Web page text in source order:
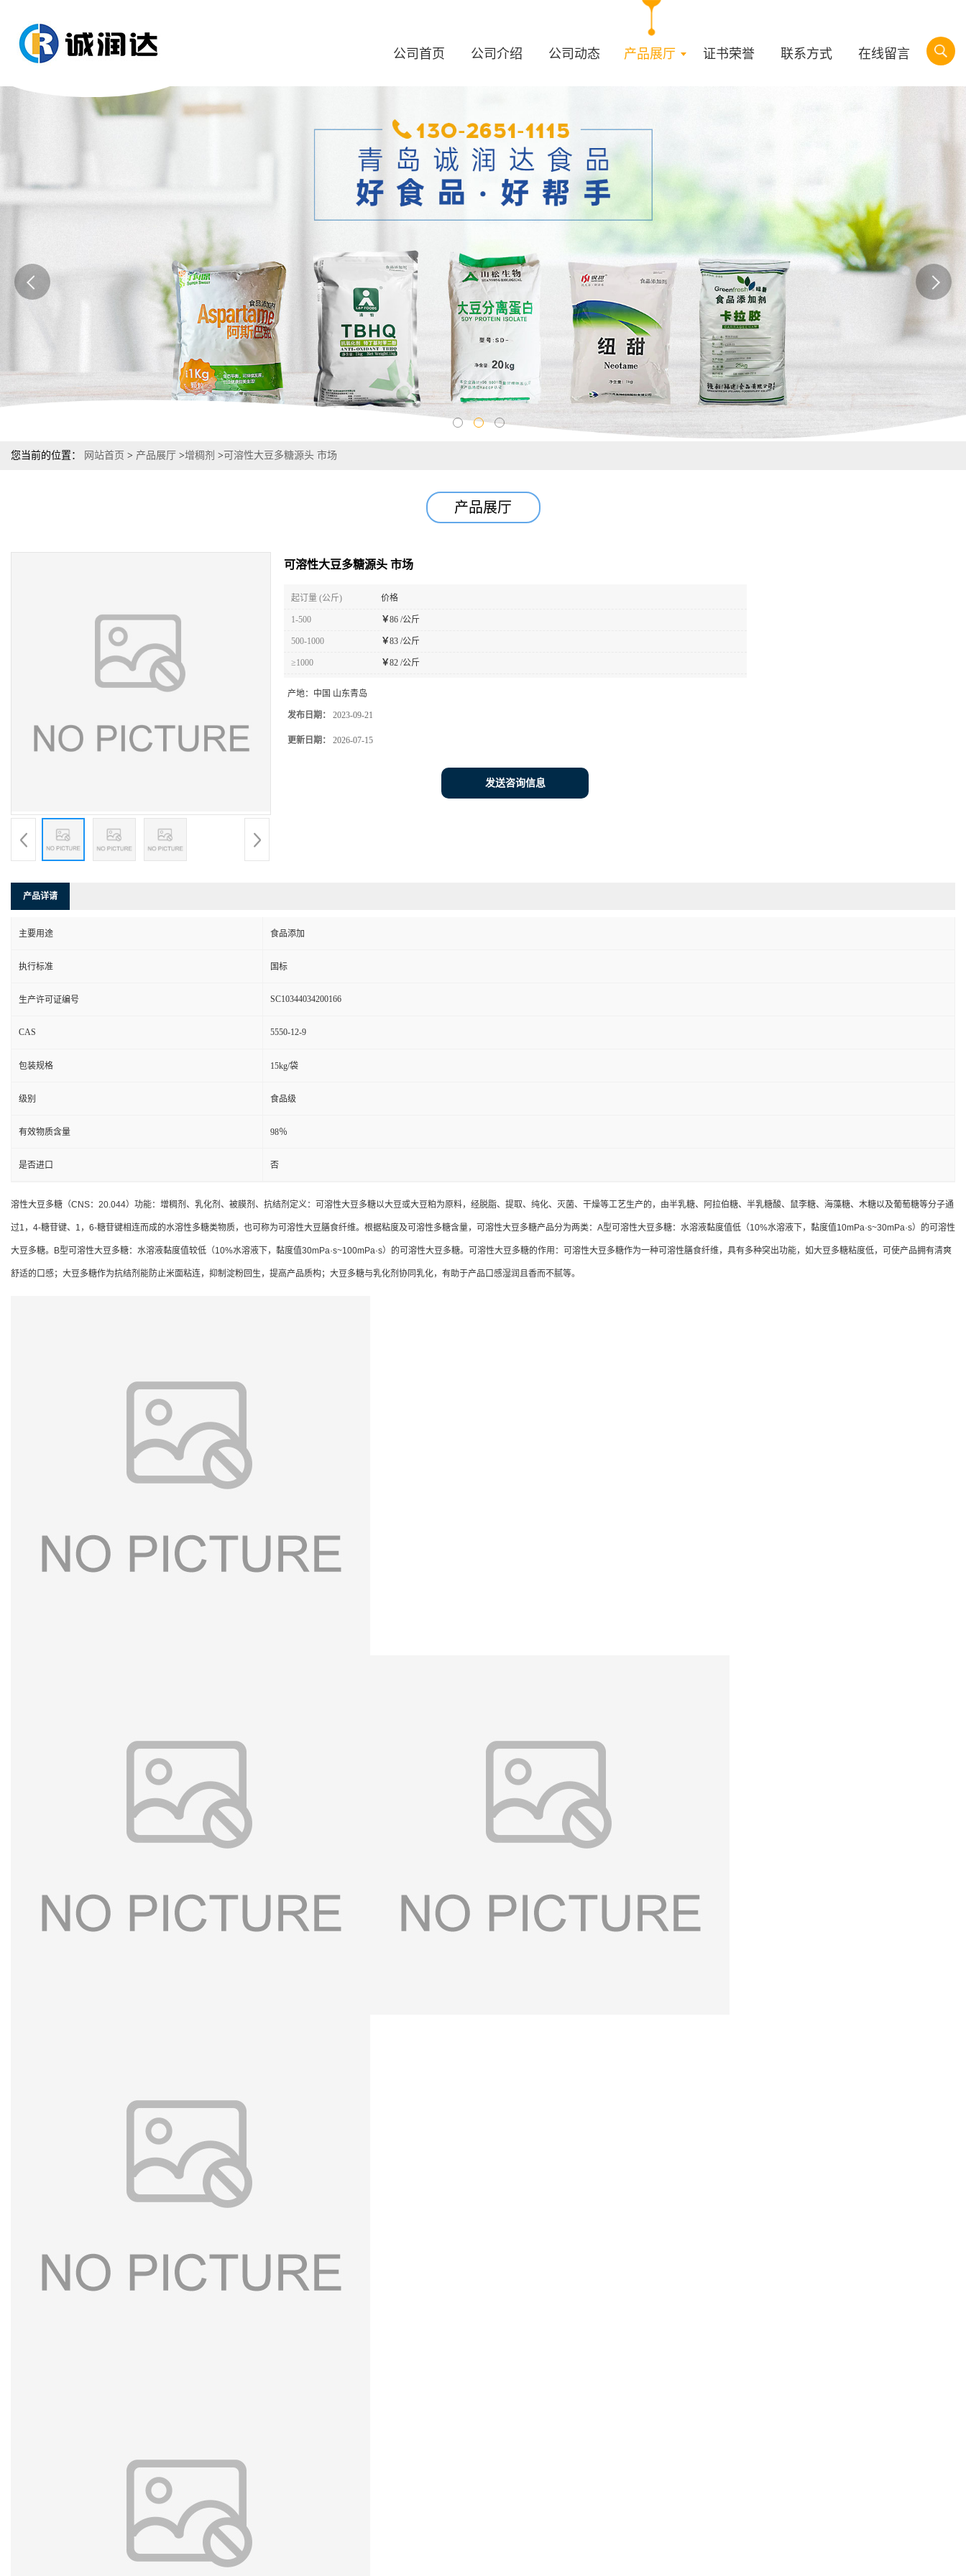
公司首页 公司介绍 公司动态 产品展厅 证书荣誉 联系方式 在线留言
您当前的位置： 网站首页 > 产品展厅 >增稠剂 > 可溶性大豆多糖源头 市场
产品展厅
可溶性大豆多糖源头 市场
起订量 (公斤) 价格
1-500 ￥86 /公斤
500-1000 ￥83 /公斤
≥1000 ￥82 /公斤
产地： 中国 山东青岛
发布日期： 2023-09-21
更新日期： 2026-07-15
发送咨询信息
产品详请
主要用途 食品添加
执行标准 国标
生产许可证编号 SC10344034200166
CAS 5550-12-9
包装规格 15kg/袋
级别 食品级
有效物质含量 98％
是否进口 否
溶性大豆多糖（CNS：20.044）功能：增稠剂、乳化剂、被膜剂、抗结剂定义：可溶性大豆多糖以大豆或大豆粕为原料，经脱脂、提取、纯化、灭菌、干燥等工艺生产的，由半乳糖、阿拉伯糖、半乳糖酸、鼠李糖、海藻糖、木糖以及葡萄糖等分子通
过1，4-糖苷键、1，6-糖苷键相连而成的水溶性多糖类物质，也可称为可溶性大豆膳食纤维。根据粘度及可溶性多糖含量，可溶性大豆多糖产品分为两类：A型可溶性大豆多糖：水溶液黏度值低（10%水溶液下，黏度值10mPa·s~30mPa·s）的可溶性
大豆多糖。B型可溶性大豆多糖：水溶液黏度值较低（10%水溶液下，黏度值30mPa·s~100mPa·s）的可溶性大豆多糖。可溶性大豆多糖的作用：可溶性大豆多糖作为一种可溶性膳食纤维，具有多种突出功能，如大豆多糖粘度低，可使产品拥有清爽
舒适的口感；大豆多糖作为抗结剂能防止米面粘连，抑制淀粉回生，提高产品质构；大豆多糖与乳化剂协同乳化，有助于产品口感湿润且香而不腻等。